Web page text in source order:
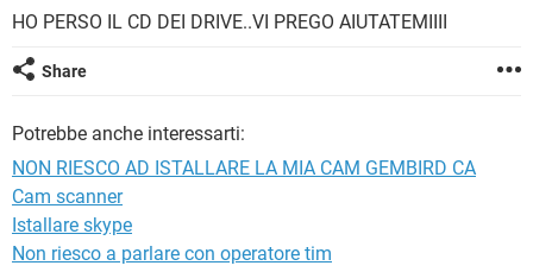
HARDWARE
HO PERSO IL CD DEI DRIVE..VI PREGO AIUTATEMIIII
Share
Potrebbe anche interessarti:
NON RIESCO AD ISTALLARE LA MIA CAM GEMBIRD CA
Cam scanner
Istallare skype
Non riesco a parlare con operatore tim